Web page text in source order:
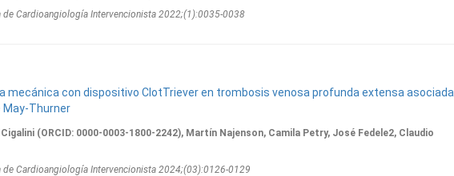
de Cardioangiologí­a Intervencionista 2022;(1):0035-0038
mecánica con dispositivo ClotTriever en trombosis venosa profunda extensa asociada
May-Thurner
Cigalini (ORCID: 0000-0003-1800-2242), Martín Najenson, Camila Petry, José Fedele2, Claudio
de Cardioangiologí­a Intervencionista 2024;(03):0126-0129